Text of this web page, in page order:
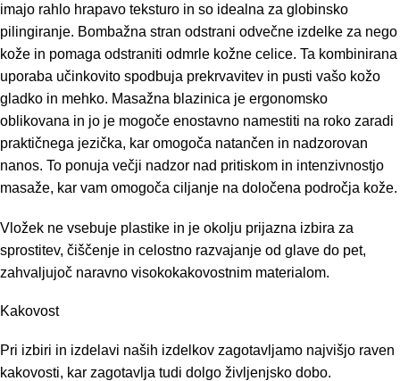
imajo rahlo hrapavo teksturo in so idealna za globinsko
pilingiranje. Bombažna stran odstrani odvečne izdelke za nego
kože in pomaga odstraniti odmrle kožne celice. Ta kombinirana
uporaba učinkovito spodbuja prekrvavitev in pusti vašo kožo
gladko in mehko. Masažna blazinica je ergonomsko
oblikovana in jo je mogoče enostavno namestiti na roko zaradi
praktičnega jezička, kar omogoča natančen in nadzorovan
nanos. To ponuja večji nadzor nad pritiskom in intenzivnostjo
masaže, kar vam omogoča ciljanje na določena področja kože.
Vložek ne vsebuje plastike in je okolju prijazna izbira za
sprostitev, čiščenje in celostno razvajanje od glave do pet,
zahvaljujoč naravno visokokakovostnim materialom.
Kakovost
Pri izbiri in izdelavi naših izdelkov zagotavljamo najvišjo raven
kakovosti, kar zagotavlja tudi dolgo življenjsko dobo.